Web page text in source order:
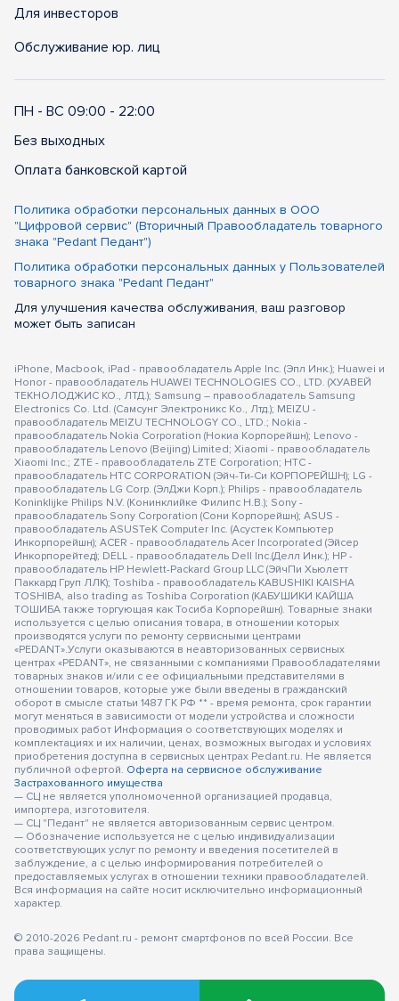
Для инвесторов
Обслуживание юр. лиц
ПН - ВС 09:00 - 22:00
Без выходных
Оплата банковской картой
Политика обработки персональных данных в ООО
"Цифровой сервис" (Вторичный Правообладатель товарного
знака "Pedant Педант")
Политика обработки персональных данных у Пользователей
товарного знака "Pedant Педант"
Для улучшения качества обслуживания, ваш разговор
может быть записан
iPhone, Macbook, iPad - правообладатель Apple Inc. (Эпл Инк.); Huawei и
Honor - правообладатель HUAWEI TECHNOLOGIES CO., LTD. (ХУАВЕЙ
ТЕКНОЛОДЖИС КО., ЛТД.); Samsung – правообладатель Samsung
Electronics Co. Ltd. (Самсунг Электроникс Ко., Лтд.); MEIZU -
правообладатель MEIZU TECHNOLOGY CO., LTD.; Nokia -
правообладатель Nokia Corporation (Нокиа Корпорейшн); Lenovo -
правообладатель Lenovo (Beijing) Limited; Xiaomi - правообладатель
Xiaomi Inc.; ZTE - правообладатель ZTE Corporation; HTC -
правообладатель HTC CORPORATION (Эйч-Ти-Си КОРПОРЕЙШН); LG -
правообладатель LG Corp. (ЭлДжи Корп.); Philips - правообладатель
Koninklijke Philips N.V. (Конинклийке Филипс Н.В.); Sony -
правообладатель Sony Corporation (Сони Корпорейшн); ASUS -
правообладатель ASUSTeK Computer Inc. (Асустек Компьютер
Инкорпорейшн); ACER - правообладатель Acer Incorporated (Эйсер
Инкорпорейтед); DELL - правообладатель Dell Inc.(Делл Инк.); HP -
правообладатель HP Hewlett-Packard Group LLC (ЭйчПи Хьюлетт
Паккард Груп ЛЛК); Toshiba - правообладатель KABUSHIKI KAISHA
TOSHIBA, also trading as Toshiba Corporation (КАБУШИКИ КАЙША
ТОШИБА также торгующая как Тосиба Корпорейшн). Товарные знаки
используется с целью описания товара, в отношении которых
производятся услуги по ремонту сервисными центрами
«PEDANT».Услуги оказываются в неавторизованных сервисных
центрах «PEDANT», не связанными с компаниями Правообладателями
товарных знаков и/или с ее официальными представителями в
отношении товаров, которые уже были введены в гражданский
оборот в смысле статьи 1487 ГК РФ ** - время ремонта, срок гарантии
могут меняться в зависимости от модели устройства и сложности
проводимых работ Информация о соответствующих моделях и
комплектациях и их наличии, ценах, возможных выгодах и условиях
приобретения доступна в сервисных центрах Pedant.ru. Не является
публичной офертой. Оферта на сервисное обслуживание
Застрахованного имущества
— СЦ не является уполномоченной организацией продавца,
импортера, изготовителя.
— СЦ "Педант" не является авторизованным сервис центром.
— Обозначение используется не с целью индивидуализации
соответствующих услуг по ремонту и введения посетителей в
заблуждение, а с целью информирования потребителей о
предоставляемых услугах в отношении техники правообладателей.
Вся информация на сайте носит исключительно информационный
характер.
© 2010-2026 Pedant.ru - ремонт смартфонов по всей России. Все
права защищены.